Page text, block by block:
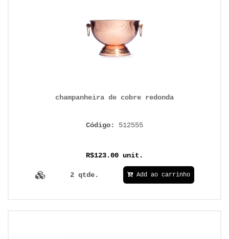
champanheira de cobre redonda
Código: 512555
R$123.00 unit.
2 qtde. Add ao carrinho